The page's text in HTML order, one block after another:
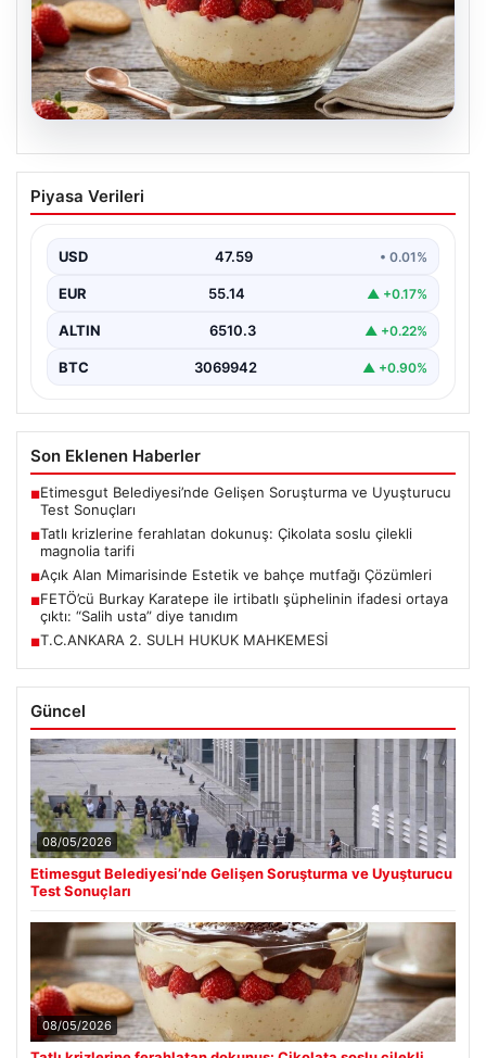
05.08.2026
Tatlı krizlerine ferahlatan dokunuş:
Çikolata soslu çilekli magnolia tarifi
Soslu Çilekli Magnolia Tarifi", "content": "Hayatın…
Piyasa Verileri
USD 47.59 • 0.01%
EUR 55.14 ▲ +0.17%
ALTIN 6510.3 ▲ +0.22%
BTC 3069942 ▲ +0.90%
Son Eklenen Haberler
■Etimesgut Belediyesi’nde Gelişen Soruşturma ve Uyuşturucu
Test Sonuçları
■Tatlı krizlerine ferahlatan dokunuş: Çikolata soslu çilekli
magnolia tarifi
■Açık Alan Mimarisinde Estetik ve bahçe mutfağı Çözümleri
■FETÖ’cü Burkay Karatepe ile irtibatlı şüphelinin ifadesi ortaya
çıktı: “Salih usta” diye tanıdım
■T.C.ANKARA 2. SULH HUKUK MAHKEMESİ
Güncel
08/05/2026
Etimesgut Belediyesi’nde Gelişen Soruşturma ve Uyuşturucu
Test Sonuçları
08/05/2026